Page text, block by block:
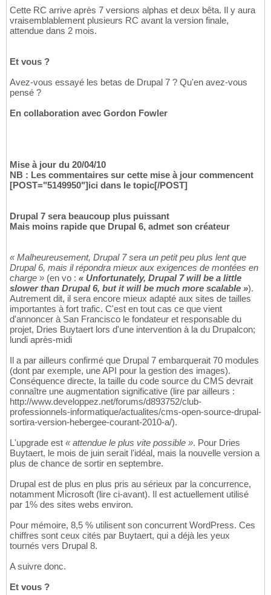
Cette RC arrive après 7 versions alphas et deux bêta. Il y aura
vraisemblablement plusieurs RC avant la version finale,
attendue dans 2 mois.
Et vous ?
Avez-vous essayé les betas de Drupal 7 ? Qu'en avez-vous
pensé ?
En collaboration avec Gordon Fowler
Mise à jour du 20/04/10
NB : Les commentaires sur cette mise à jour commencent
[POST="5149950"]ici dans le topic[/POST]
Drupal 7 sera beaucoup plus puissant
Mais moins rapide que Drupal 6, admet son créateur
« Malheureusement, Drupal 7 sera un petit peu plus lent que
Drupal 6, mais il répondra mieux aux exigences de montées en
charge » (en vo : « Unfortunately, Drupal 7 will be a little
slower than Drupal 6, but it will be much more scalable »).
Autrement dit, il sera encore mieux adapté aux sites de tailles
importantes à fort trafic. C'est en tout cas ce que vient
d'annoncer à San Francisco le fondateur et responsable du
projet, Dries Buytaert lors d'une intervention à la du Drupalcon;
lundi après-midi
Il a par ailleurs confirmé que Drupal 7 embarquerait 70 modules
(dont par exemple, une API pour la gestion des images).
Conséquence directe, la taille du code source du CMS devrait
connaître une augmentation significative (lire par ailleurs :
http://www.developpez.net/forums/d893752/club-
professionnels-informatique/actualites/cms-open-source-drupal-
sortira-version-hebergee-courant-2010-a/).
L'upgrade est « attendue le plus vite possible ». Pour Dries
Buytaert, le mois de juin serait l'idéal, mais la nouvelle version a
plus de chance de sortir en septembre.
Drupal est de plus en plus pris au sérieux par la concurrence,
notamment Microsoft (lire ci-avant). Il est actuellement utilisé
par 1% des sites webs environ.
Pour mémoire, 8,5 % utilisent son concurrent WordPress. Ces
chiffres sont ceux cités par Buytaert, qui a déjà les yeux
tournés vers Drupal 8.
A suivre donc.
Et vous ?